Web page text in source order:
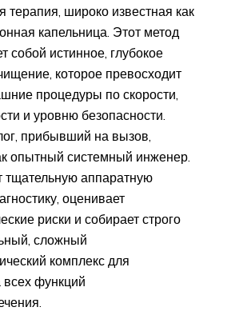
терапия, широко известная как
капельница. Этот метод
собой истинное, глубокое
которое превосходит
процедуры по скорости,
и уровню безопасности.
прибывший на вызов,
опытный системный инженер.
тщательную аппаратную
оценивает
риски и собирает строго
сложный
комплекс для
всех функций